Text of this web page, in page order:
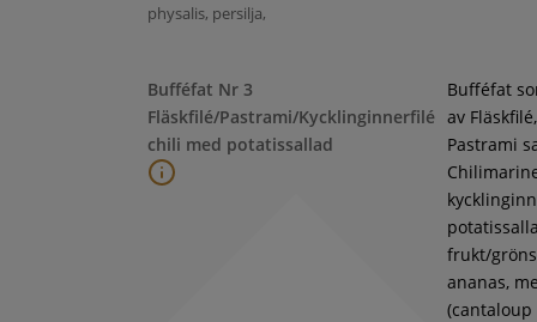
physalis, persilja,
Bufféfat Nr 3
Fläskfilé/Pastrami/Kycklinginnerfilé
chili med potatissallad
Bufféfat
av Fläskfilé,
Pastrami
frukt/
ananas,
(cantaloup